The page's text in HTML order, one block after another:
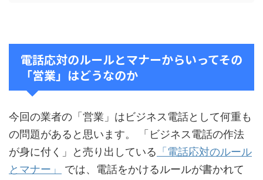
電話応対のルールとマナーからいってその
「営業」はどうなのか
今回の業者の「営業」はビジネス電話として何重も
の問題があると思います。 「ビジネス電話の作法
が身に付く」と売り出している 「電話応対のルール
とマナー」
では、電話をかけるルールが書かれて